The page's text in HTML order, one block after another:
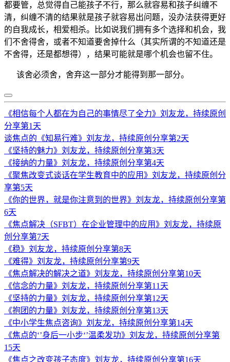
都要管，总觉得自己能孩子不行，那么就容易和孩子纠缠不
清，纠缠不清的结果就是孩子就容易出问题，没办法获得更好
的自我成长，相爱相杀。比如说我们拥有多个选择和机会，我
们不舍得舍，或者不知道要舍掉什么（其实所谓的不知道还是
不舍得，还是都想得），结果可能就是哪个机会也留不住。
该舍必须舍，舍弃这一部分才能得到那一部分。
《相信每个人都在为自己的事情尽了全力》刘友龙，持续原创
分享第1天
谈焦点的《知易行难》刘友龙，持续原创分享第2天
《坚持的魅力》刘友龙，持续原创分享第3天
《接纳的力量》刘友龙，持续原创分享第4天
《聚焦改变式谈话在学生教育中的应用》刘友龙，持续原创分
享第5天
《你的世界，就是你注意到的世界》刘友龙，持续原创分享第
6天
《焦点解决（SFBT）在企业管理中的应用》刘友龙，持续原
创分享第7天
《稳》刘友龙，持续原创分享第8天
《难得》刘友龙，持续原创分享第9天
《焦点解决的解决之道》刘友龙，持续原创分享第10天
《信念的力量》刘友龙，持续原创分享第11天
《坚持的力量》刘友龙，持续原创分享第12天
《抱团的力量》刘友龙，持续原创分享第13天
《中小学生焦点咨询》刘友龙，持续原创分享第14天
《焦点的‘’身后一小步‘’温柔发功》刘友龙，持续原创分享第
15天
《焦点之改变孩子态度》刘友龙，持续原创分享第16天